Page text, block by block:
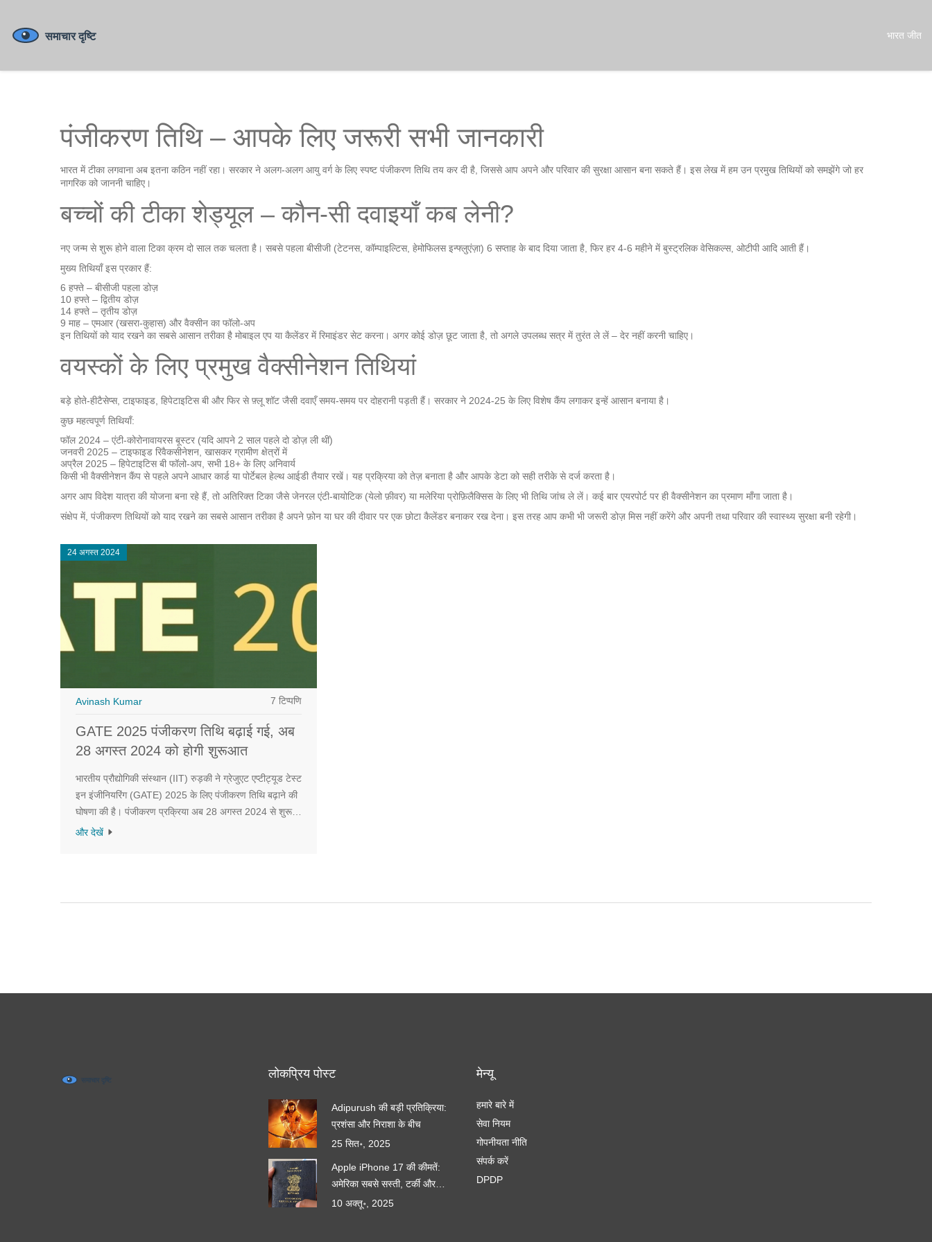
भारत जीत
पंजीकरण तिथि – आपके लिए जरूरी सभी जानकारी
भारत में टीका लगवाना अब इतना कठिन नहीं रहा। सरकार ने अलग‑अलग आयु वर्ग के लिए स्पष्ट पंजीकरण तिथि तय कर दी है, जिससे आप अपने और परिवार की सुरक्षा आसान बना सकते हैं। इस लेख में हम उन प्रमुख तिथियों को समझेंगे जो हर
नागरिक को जाननी चाहिए।
बच्चों की टीका शेड्यूल – कौन‑सी दवाइयाँ कब लेनी?
नए जन्म से शुरू होने वाला टिका क्रम दो साल तक चलता है। सबसे पहला बीसीजी (टेटनस, कॉम्पाइल्टिस, हेमोफिलस इन्फ्लुएंज़ा) 6 सप्ताह के बाद दिया जाता है, फिर हर 4‑6 महीने में बुस्ट्रलिक वेसिकल्स, ओटीपी आदि आती हैं।
मुख्य तिथियाँ इस प्रकार हैं:
6 हफ्ते – बीसीजी पहला डोज़
10 हफ्ते – द्वितीय डोज़
14 हफ्ते – तृतीय डोज़
9 माह – एमआर (खसरा‑कुहास) और वैक्सीन का फॉलो‑अप
इन तिथियों को याद रखने का सबसे आसान तरीका है मोबाइल एप या कैलेंडर में रिमाइंडर सेट करना। अगर कोई डोज़ छूट जाता है, तो अगले उपलब्ध सत्र में तुरंत ले लें – देर नहीं करनी चाहिए।
वयस्कों के लिए प्रमुख वैक्सीनेशन तिथियां
बड़े होते‑हीटैसेप्स, टाइफाइड, हिपेटाइटिस बी और फिर से फ़्लू शॉट जैसी दवाएँ समय‑समय पर दोहरानी पड़ती हैं। सरकार ने 2024‑25 के लिए विशेष कैंप लगाकर इन्हें आसान बनाया है।
कुछ महत्वपूर्ण तिथियाँ:
फॉल 2024 – एंटी‑कोरोनावायरस बूस्टर (यदि आपने 2 साल पहले दो डोज़ ली थीं)
जनवरी 2025 – टाइफाइड रिवैकसीनेशन, खासकर ग्रामीण क्षेत्रों में
अप्रैल 2025 – हिपेटाइटिस बी फॉलो‑अप, सभी 18+ के लिए अनिवार्य
किसी भी वैक्सीनेशन कैंप से पहले अपने आधार कार्ड या पोर्टेबल हेल्थ आईडी तैयार रखें। यह प्रक्रिया को तेज़ बनाता है और आपके डेटा को सही तरीके से दर्ज करता है।
अगर आप विदेश यात्रा की योजना बना रहे हैं, तो अतिरिक्त टिका जैसे जेनरल एंटी‑बायोटिक (येलो फ़ीवर) या मलेरिया प्रोफ़िलैक्सिस के लिए भी तिथि जांच ले लें। कई बार एयरपोर्ट पर ही वैक्सीनेशन का प्रमाण माँगा जाता है।
संक्षेप में, पंजीकरण तिथियों को याद रखने का सबसे आसान तरीका है अपने फ़ोन या घर की दीवार पर एक छोटा कैलेंडर बनाकर रख देना। इस तरह आप कभी भी जरूरी डोज़ मिस नहीं करेंगे और अपनी तथा परिवार की स्वास्थ्य सुरक्षा बनी रहेगी।
24 अगस्त 2024
Avinash Kumar 7 टिप्पणि
GATE 2025 पंजीकरण तिथि बढ़ाई गई, अब
28 अगस्त 2024 को होगी शुरूआत
भारतीय प्रौद्योगिकी संस्थान (IIT) रुड़की ने ग्रेजुएट एप्टीट्यूड टेस्ट
इन इंजीनियरिंग (GATE) 2025 के लिए पंजीकरण तिथि बढ़ाने की
घोषणा की है। पंजीकरण प्रक्रिया अब 28 अगस्त 2024 से शुरू
होगी और 26 सितंबर 2024 तक बिना विलंब शुल्क के आवेदन किए
और देखें
लोकप्रिय पोस्ट
Adipurush की बड़ी प्रतिक्रिया:
प्रशंसा और निराशा के बीच
25 सित॰, 2025
Apple iPhone 17 की कीमतें:
अमेरिका सबसे सस्ती, टर्की और
ब्राज़ील सबसे महँगी
10 अक्तू॰, 2025
मेन्यू
हमारे बारे में
सेवा नियम
गोपनीयता नीति
संपर्क करें
DPDP